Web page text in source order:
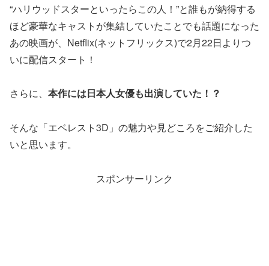
“ハリウッドスターといったらこの人！”と誰もが納得する
ほど豪華なキャストが集結していたことでも話題になった
あの映画が、Netflix(ネットフリックス)で2月22日よりつ
いに配信スタート！
さらに、 本作には日本人女優も出演していた！？
そんな「エベレスト3D」の魅力や見どころをご紹介した
いと思います。
スポンサーリンク